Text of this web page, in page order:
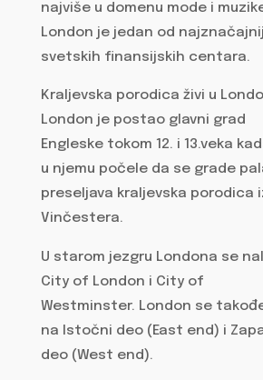
najviše u domenu mode i
London je jedan od
svetskih finansijskih centara.
Kraljevska porodica živi u
London je postao glavni grad
Engleske tokom 12. i 13.veka
u njemu počele da se grade
preseljava kraljevska porodica
Vinčestera.
U starom jezgru Londona se
City of London i City of
Westminster. London se
na Istočni deo (East end) i
deo (West end).